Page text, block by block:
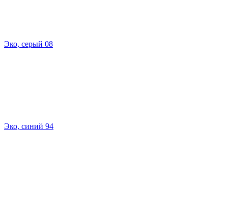
Эко, серый 08
Эко, синий 94